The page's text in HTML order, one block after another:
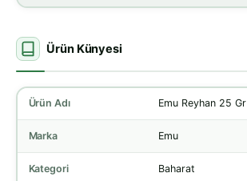
Ürün Künyesi
Ürün Adı Emu Reyhan 25 Gr
Marka Emu
Kategori Baharat